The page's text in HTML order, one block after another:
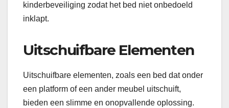
kinderbeveiliging zodat het bed niet onbedoeld
inklapt.
Uitschuifbare Elementen
Uitschuifbare elementen, zoals een bed dat onder
een platform of een ander meubel uitschuift,
bieden een slimme en onopvallende oplossing.